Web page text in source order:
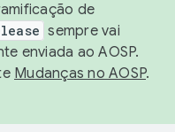
de
sempre vai
enviada ao AOSP.
Mudanças no AOSP.